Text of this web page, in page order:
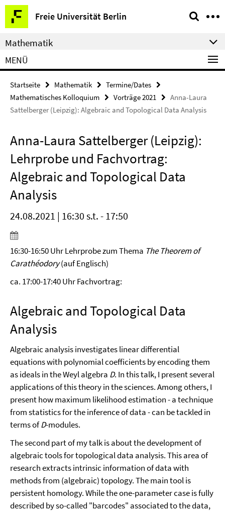
Springe
direkt
zu
Inhalt
Freie Universität Berlin
Service-
Navigation
Mathematik
MENÜ
Startseite Mathematik
Termine/Dates
Mathematisches Kolloquium
Vorträge 2021
Anna-Laura
Sattelberger (Leipzig): Algebraic and Topological Data Analysis
Anna-Laura Sattelberger (Leipzig):
Lehrprobe und Fachvortrag:
Algebraic and Topological Data
Analysis
24.08.2021 | 16:30 s.t. - 17:50
16:30-16:50 Uhr Lehrprobe zum Thema The Theorem of
Carathéodory(auf Englisch)
ca. 17:00-17:40 Uhr Fachvortrag:
Algebraic and Topological Data
Analysis
Algebraic analysis investigates linear differential
equations with polynomial coefficients by encoding them
as ideals in the Weyl algebra D. In this talk, I present several
applications of this theory in the sciences. Among others, I
present how maximum likelihood estimation - a technique
from statistics for the inference of data - can be tackled in
terms ofD-modules.
The second part of my talk is about the development of
algebraic tools for topological data analysis. This area of
research extracts intrinsic information of data with
methods from (algebraic) topology. The main tool is
persistent homology. While the one-parameter case is fully
described by so-called "barcodes" associated to the data,